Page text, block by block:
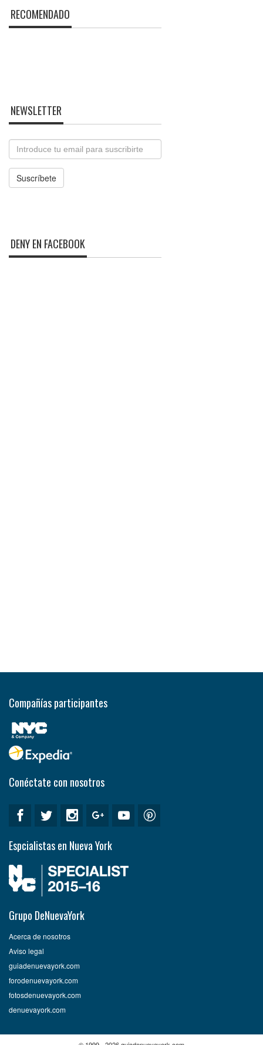
RECOMENDADO
NEWSLETTER
Email
Suscríbete
DENY EN FACEBOOK
Compañías participantes
Conéctate con nosotros
Espcialistas en Nueva York
Grupo DeNuevaYork
Acerca de nosotros
Aviso legal
guiadenuevayork.com
forodenuevayork.com
fotosdenuevayork.com
denuevayork.com